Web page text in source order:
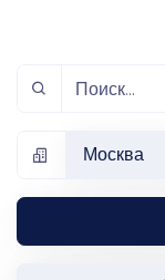
Москва